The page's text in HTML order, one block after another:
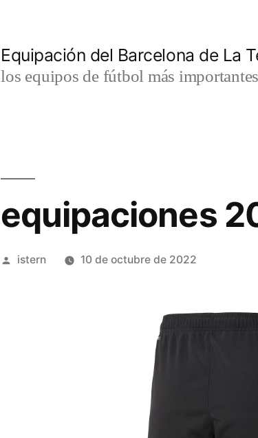
Equipación del Barcelona de La
los equipos de fútbol más
equipaciones
Publicado
istern 10 de octubre de 2022